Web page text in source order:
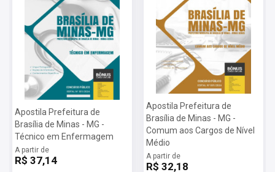
Apostila Prefeitura de
Brasília de Minas - MG -
Técnico em Enfermagem
A partir de
R$ 37,14
Apostila Prefeitura de
Brasília de Minas - MG -
Comum aos Cargos de Nível
Médio
A partir de
R$ 32,18